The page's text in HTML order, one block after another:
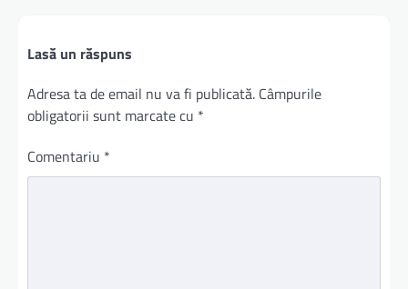
Lasă un răspuns
Adresa ta de email nu va fi publicată. Câmpurile
obligatorii sunt marcate cu *
Comentariu *